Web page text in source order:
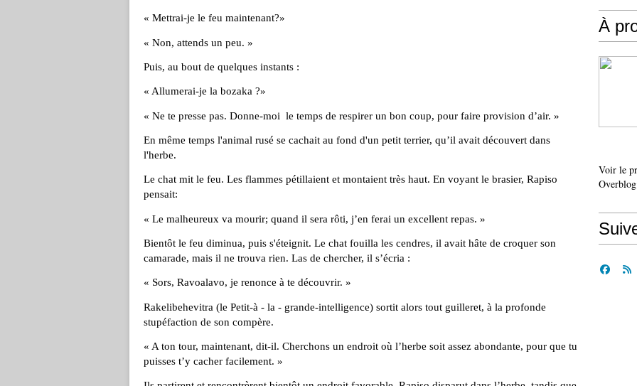
« Mettrai-je le feu maintenant?»
« Non, attends un peu. »
Puis, au bout de quelques instants :
« Allumerai-je la bozaka ?»
« Ne te presse pas. Donne-moi le temps de respirer un bon coup, pour faire provision d’air. »
En même temps l'animal rusé se cachait au fond d'un petit terrier, qu’il avait découvert dans
l'herbe.
Le chat mit le feu. Les flammes pétillaient et montaient très haut. En voyant le brasier, Rapiso
pensait:
« Le malheureux va mourir; quand il sera rôti, j’en ferai un excellent repas. »
Bientôt le feu diminua, puis s'éteignit. Le chat fouilla les cendres, il avait hâte de croquer son
camarade, mais il ne trouva rien. Las de chercher, il s’écria :
« Sors, Ravoalavo, je renonce à te découvrir. »
Rakelibehevitra (le Petit-à - la - grande-intelligence) sortit alors tout guilleret, à la profonde
stupéfaction de son compère.
« A ton tour, maintenant, dit-il. Cherchons un endroit où l’herbe soit assez abondante, pour que tu
puisses t’y cacher facilement. »
À
Voir le
Overblog